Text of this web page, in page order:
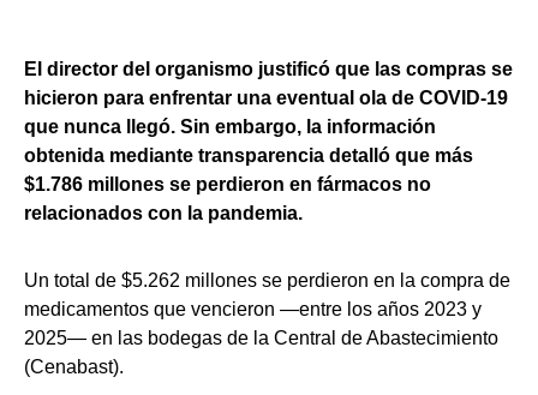
El director del organismo justificó que las compras se
hicieron para enfrentar una eventual ola de COVID-19
que nunca llegó. Sin embargo, la información
obtenida mediante transparencia detalló que más
$1.786 millones se perdieron en fármacos no
relacionados con la pandemia.
Un total de $5.262 millones se perdieron en la compra de
medicamentos que vencieron —entre los años 2023 y
2025— en las bodegas de la Central de Abastecimiento
(Cenabast).